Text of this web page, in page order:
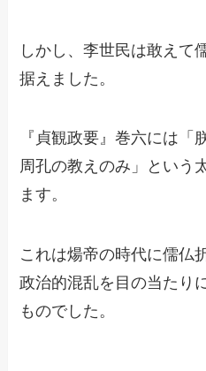
しかし、李世民は敢えて
据えました。
『貞観政要』巻六には「
周孔の教えのみ」という
ます。
これは煬帝の時代に儒仏
政治的混乱を目の当たり
ものでした。